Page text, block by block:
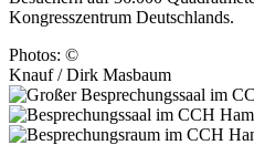
Kongresszentrum Deutschlands.
Photos: ©
Knauf / Dirk Masbaum